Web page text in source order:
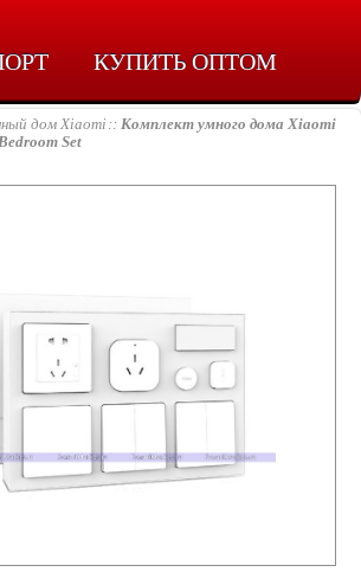
КУПИТЬ ОПТОМ
дом Xiaomi
Комплект умного дома Xiaomi
Set